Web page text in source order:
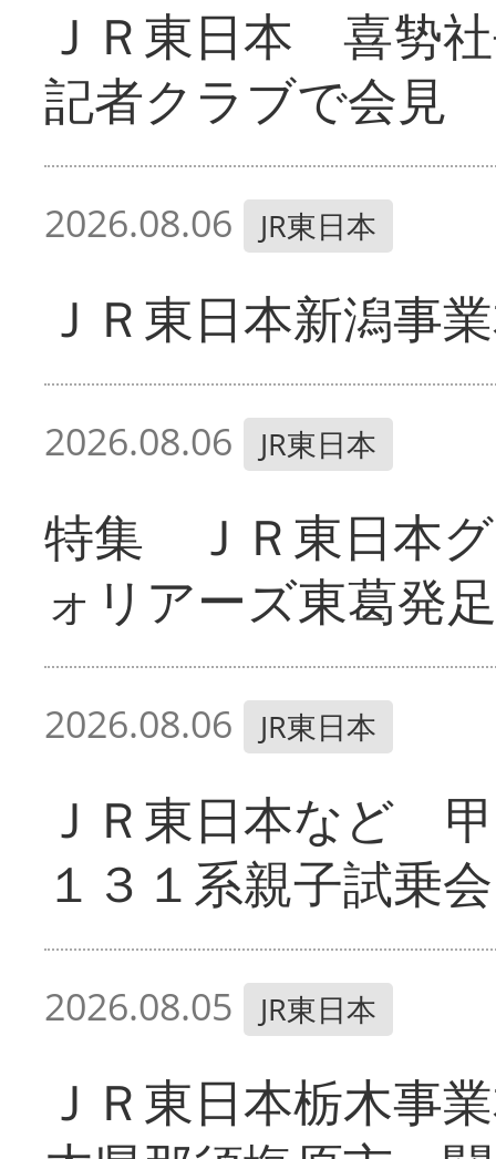
ＪＲ東日本 喜㔟
記者クラブで会見
2026.08.06 JR東日本
ＪＲ東日本新潟事
2026.08.06 JR東日本
特集 ＪＲ東日本
ォリアーズ東葛発足
2026.08.06 JR東日本
ＪＲ東日本など
１３１系親子試乗会
2026.08.05 JR東日本
ＪＲ東日本栃木事